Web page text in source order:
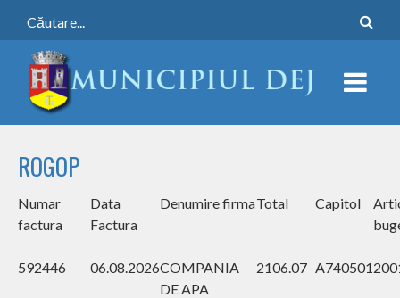
ROGOP
Numar
factura
Data
Factura
Denumire firmaTotal Capitol
592446 06.08.2026COMPANIA
DE APA
2106.07 A740501